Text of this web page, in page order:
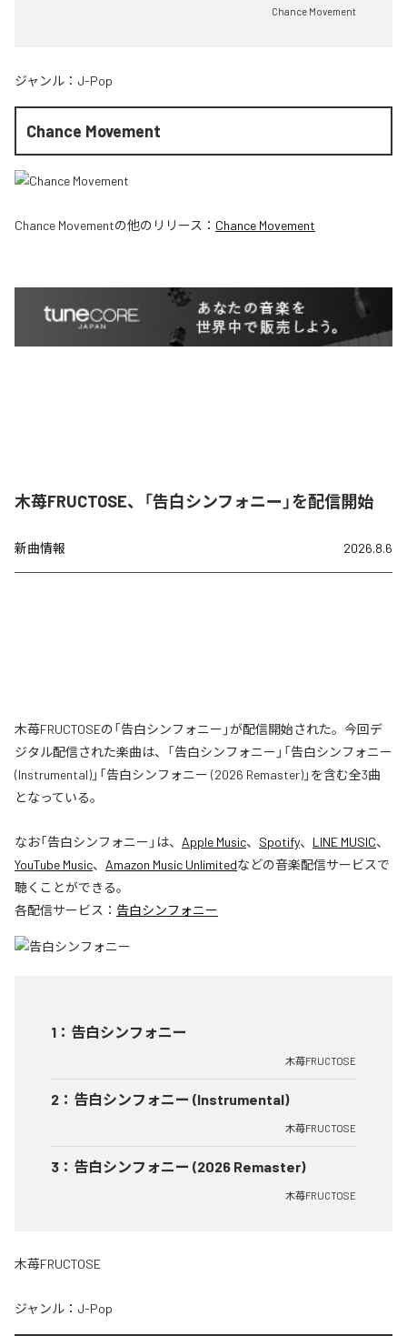
Chance Movement
ジャンル： J-Pop
Chance Movement
Chance Movementの他のリリース： Chance Movement
木苺FRUCTOSE、「告白シンフォニー」を配信開始
新曲情報 2026.8.6
木苺FRUCTOSEの「告白シンフォニー」が配信開始された。今回デ
ジタル配信された楽曲は、「告白シンフォニー」「告白シンフォニー
(Instrumental)」「告白シンフォニー (2026 Remaster)」を含む全3曲
となっている。
なお「告白シンフォニー 」は、 Apple Music、 Spotify、 LINE MUSIC、
YouTube Music、 Amazon Music Unlimitedなどの音楽配信サービスで
聴くことができる。
各配信サービス： 告白シンフォニー
1 ： 告白シンフォニー
木苺FRUCTOSE
2 ： 告白シンフォニー (Instrumental)
木苺FRUCTOSE
3 ： 告白シンフォニー (2026 Remaster)
木苺FRUCTOSE
木苺FRUCTOSE
ジャンル： J-Pop